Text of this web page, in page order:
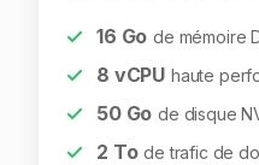
16 Go de mémoire
8 vCPU haute
50Go de disque
2 To de trafic de